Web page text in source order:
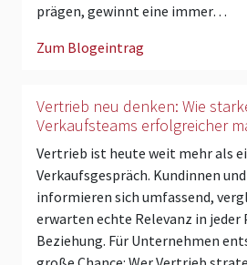
prägen, gewinnt eine immer…
Zum Blogeintrag
Vertrieb neu denken: Wie
Verkaufsteams erfolgreicher
Vertrieb ist heute weit mehr als
Verkaufsgespräch. Kundinnen
informieren sich umfassend,
erwarten echte Relevanz in jeder
Beziehung. Für Unternehmen